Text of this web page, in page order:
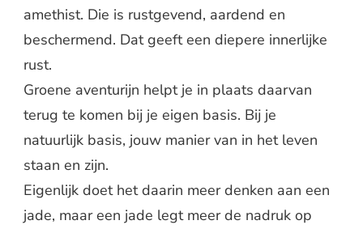
amethist. Die is rustgevend, aardend en
beschermend. Dat geeft een diepere innerlijke
rust.
Groene aventurijn helpt je in plaats daarvan
terug te komen bij je eigen basis. Bij je
natuurlijk basis, jouw manier van in het leven
staan en zijn.
Eigenlijk doet het daarin meer denken aan een
jade, maar een jade legt meer de nadruk op